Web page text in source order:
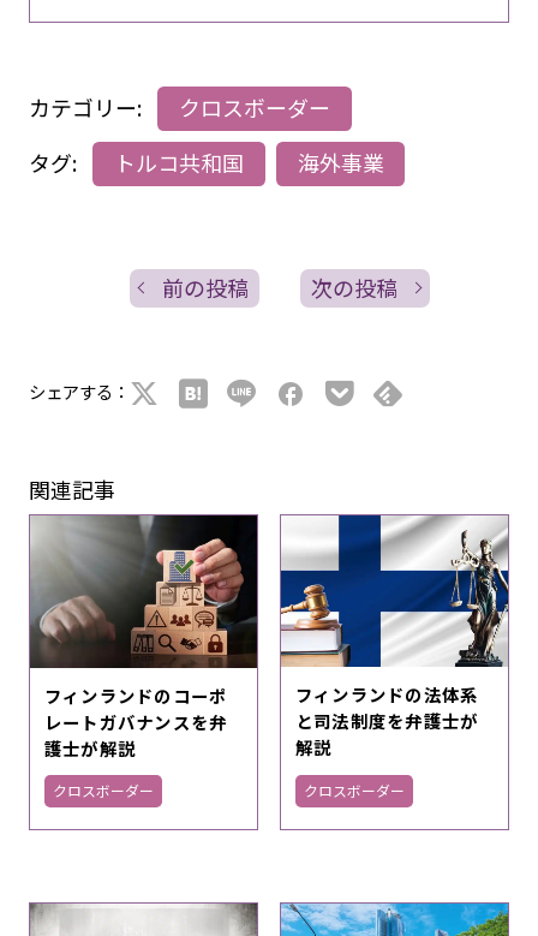
カテゴリー:
クロスボーダー
タグ:
トルコ共和国 海外事業
前の投稿 次の投稿
シェアする：
関連記事
フィンランドのコーポ
レートガバナンスを弁
護士が解説
クロスボーダー
フィンランドの法体系
と司法制度を弁護士が
解説
クロスボーダー